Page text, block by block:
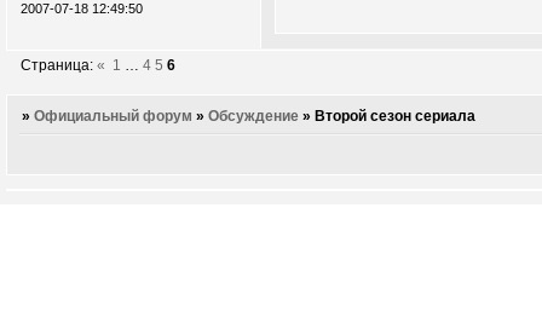
2007-07-18 12:49:50
Страница:« 1 … 4 5 6
»Официальный форум »Обсуждение »Второй сезон сериала